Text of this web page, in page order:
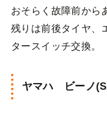
おそらく故障前から
残りは前後タイヤ、
タースイッチ交換。
ヤマハ ビーノ